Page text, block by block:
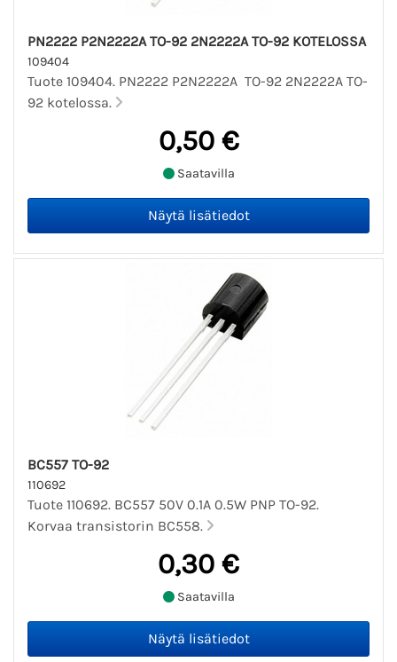
PN2222 P2N2222A TO-92 2N2222A TO-92 KOTELOSSA
109404
Tuote 109404. PN2222 P2N2222A TO-92 2N2222A TO-
92 kotelossa.
0,50 €
Saatavilla
BC557 TO-92
110692
Tuote 110692. BC557 50V 0.1A 0.5W PNP TO-92.
Korvaa transistorin BC558.
0,30 €
Saatavilla